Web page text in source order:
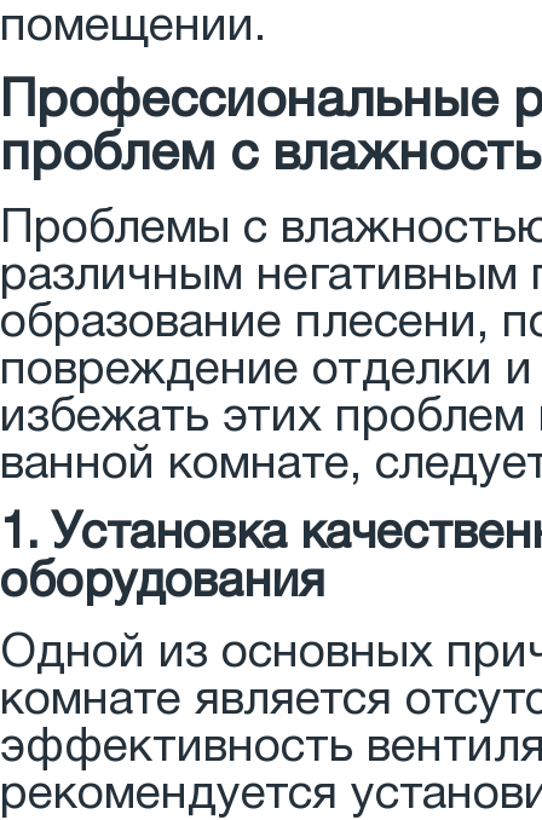
помещении.
Профессиональные
проблем с
Проблемы с
различным негативным
образование плесени,
повреждение отделки
избежать этих
ванной комнате,
1. Установка
оборудования
Одной из основных
комнате является
эффективность
рекомендуется